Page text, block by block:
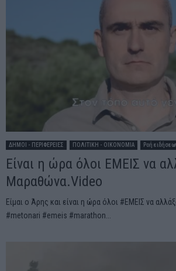
ΔΗΜΟΙ - ΠΕΡΙΦΕΡΕΙΕΣ ΠΟΛΙΤΙΚΗ - ΟΙΚΟΝΟΜΙΑ Ροή
Είναι η ώρα όλοι ΕΜΕΙΣ να
Μαραθώνα.Video
Είμαι ο Άρης και είναι η ώρα όλοι #ΕΜΕΙΣ να
#metonari #emeis #marathon...